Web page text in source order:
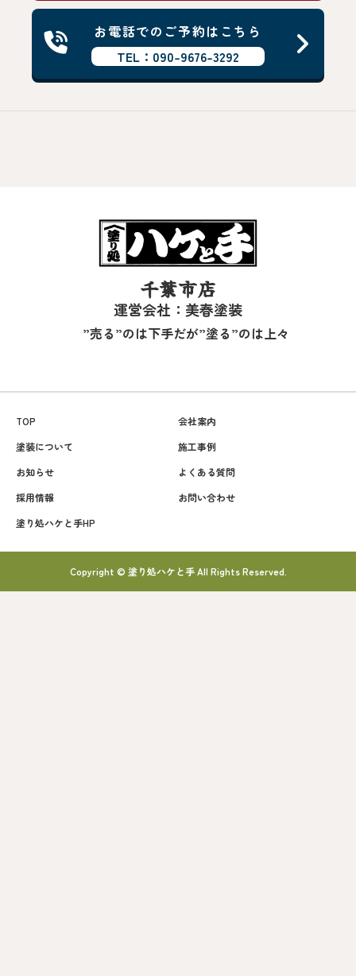
お電話でのご予約はこちら
TEL：090-9676-3292
千葉市店
運営会社：美春塗装
”売る”のは下手だが”塗る”のは上々
TOP
会社案内
塗装について
施工事例
お知らせ
よくある質問
採用情報
お問い合わせ
塗り処ハケと手HP
Copyright © 塗り処ハケと手 All Rights Reserved.